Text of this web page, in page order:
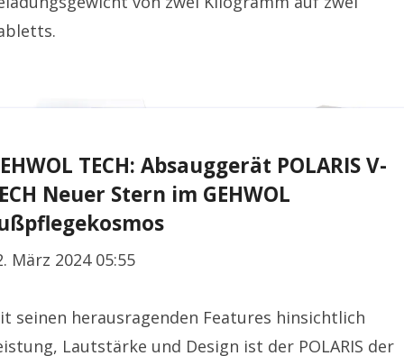
TECH: Absauggerät POLARIS V-
Neuer Stern im GEHWOL
März 2024 05:55
seinen herausragenden Features hinsichtlich
Lautstärke und Design ist der POLARIS der